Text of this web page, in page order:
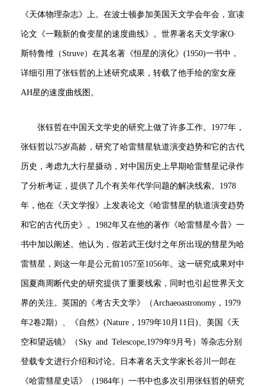
《天体物理杂志》上。在波士顿参加美国天文学会年会，宣读
论文《一颗新的食变星的速度曲线》。世界著名天文学家O·
斯特鲁维（Struve）在其名著《恒星的演化》(1950)一书中，
详细引用了张钰哲的上述研究成果，转载了他手绘的室女座
AH星的速度曲线图。
张钰哲在中国天文学史的研究上做了许多工作。1977年，
张钰哲以75岁高龄，研究了哈雷彗星轨道演变趋势和它的古代
历史，考虑九大行星摄动，对中国历史上早期哈雷彗星记录作
了分析考证，提供了几个有关年代学问题的解决线索。1978
年，他在《天文学报》上发表论文《哈雷彗星的轨道演变趋势
和它的古代历史》。1982年又在他的著作《哈雷彗星今昔》一
书中加以阐述。他认为，假若武王伐纣之年所出现的彗星为哈
雷彗星，则这一年是公元前1057至1056年。这一研究成果对中
国夏商周断代史的研究提供了重要线索，同时也引起世界天文
界的关注。英国的《考古天文学》（Archaeoastronomy，1979
年2卷2期）、《自然》(Nature，1979年10月11日)、美国《天
空和望远镜》（Sky and Telescope,1979年9月号）等杂志分别
登载专文进行介绍和讨论。日本著名天文学家长谷川一郎在
《哈雷彗星史话》（1984年）一书中也多次引用张钰哲的研究